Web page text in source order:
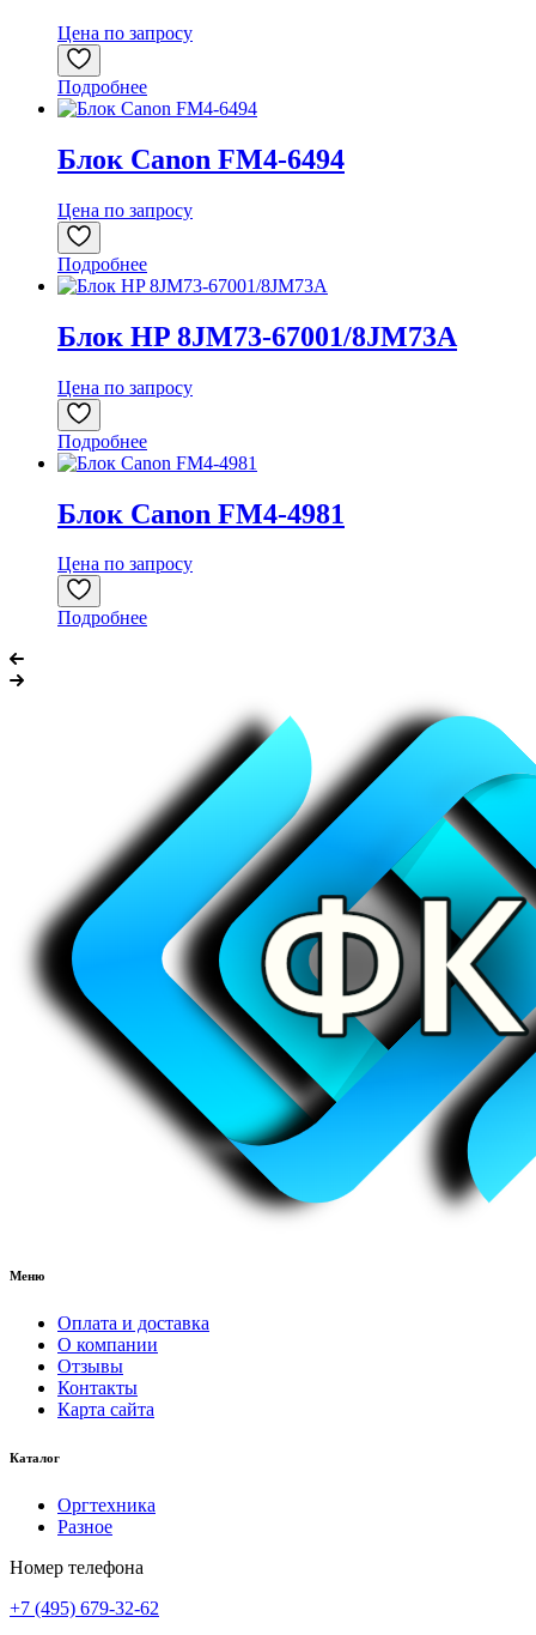
Цена по запросу
Подробнее
Блок Canon FM4-6494
Цена по запросу
Подробнее
Блок HP 8JM73-67001/8JM73A
Цена по запросу
Подробнее
Блок Canon FM4-4981
Цена по запросу
Подробнее
Меню
Оплата и доставка
О компании
Отзывы
Контакты
Карта сайта
Каталог
Оргтехника
Разное
Номер телефона
+7 (495) 679-32-62